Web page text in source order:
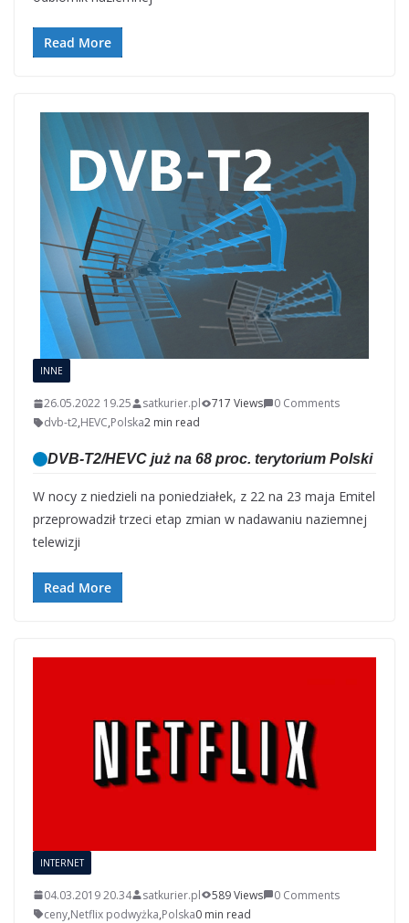
Read More
INNE
26.05.2022 19.25 satkurier.pl 717 Views
0 Comments
dvb-t2,HEVC,Polska2 min read
DVB-T2/HEVC już na 68 proc. terytorium Polski
W nocy z niedzieli na poniedziałek, z 22 na 23 maja Emitel
przeprowadził trzeci etap zmian w nadawaniu naziemnej
telewizji
Read More
INTERNET
04.03.2019 20.34 satkurier.pl 589 Views
0 Comments
ceny,Netflix podwyżka,Polska0 min read